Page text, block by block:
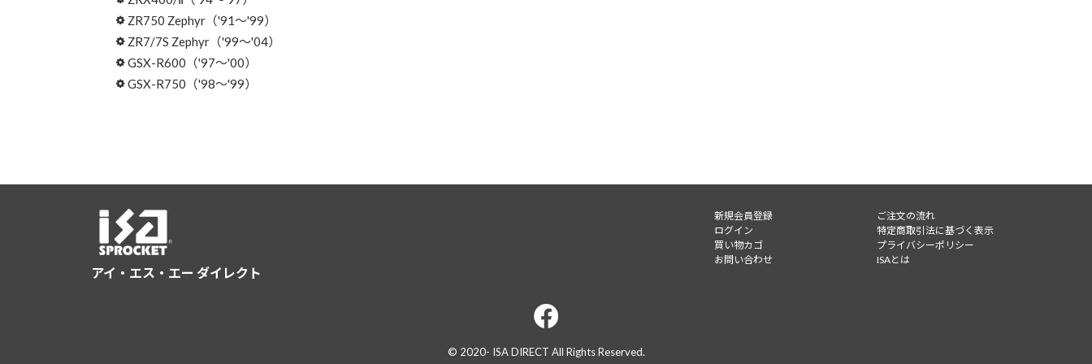
ZR750 Zephyr（'91～'99）
ZR7/7S Zephyr（'99～'04）
GSX-R600（'97～'00）
GSX-R750（'98～'99）
オフィシ
ャルサイトのお問い合わせフォーム
アイ・エス・エー ダイレクト
新規会員登録
ログイン
買い物カゴ
お問い合わせ
ご注文の流れ
特定商取引法に基づく表示
プライバシーポリシー
ISAとは
© 2020- ISA DIRECT All Rights Reserved.